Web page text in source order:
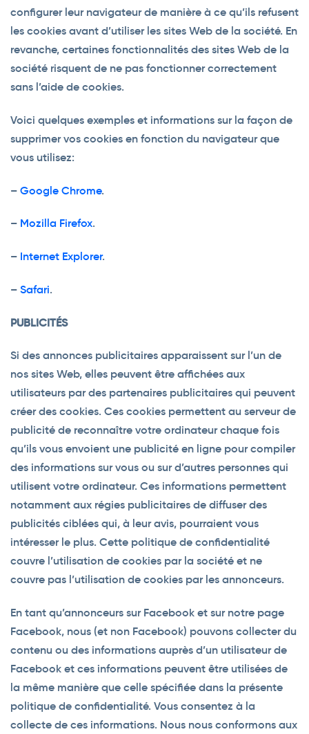
configurer leur navigateur de manière à ce qu’ils refusent
les cookies avant d’utiliser les sites Web de la société. En
revanche, certaines fonctionnalités des sites Web de la
société risquent de ne pas fonctionner correctement
sans l’aide de cookies.
Voici quelques exemples et informations sur la façon de
supprimer vos cookies en fonction du navigateur que
vous utilisez:
– Google Chrome.
– Mozilla Firefox.
– Internet Explorer.
– Safari.
PUBLICITÉS
Si des annonces publicitaires apparaissent sur l’un de
nos sites Web, elles peuvent être affichées aux
utilisateurs par des partenaires publicitaires qui peuvent
créer des cookies. Ces cookies permettent au serveur de
publicité de reconnaître votre ordinateur chaque fois
qu’ils vous envoient une publicité en ligne pour compiler
des informations sur vous ou sur d’autres personnes qui
utilisent votre ordinateur. Ces informations permettent
notamment aux régies publicitaires de diffuser des
publicités ciblées qui, à leur avis, pourraient vous
intéresser le plus. Cette politique de confidentialité
couvre l’utilisation de cookies par la société et ne
couvre pas l’utilisation de cookies par les annonceurs.
En tant qu’annonceurs sur Facebook et sur notre page
Facebook, nous (et non Facebook) pouvons collecter du
contenu ou des informations auprès d’un utilisateur de
Facebook et ces informations peuvent être utilisées de
la même manière que celle spécifiée dans la présente
politique de confidentialité. Vous consentez à la
collecte de ces informations. Nous nous conformons aux